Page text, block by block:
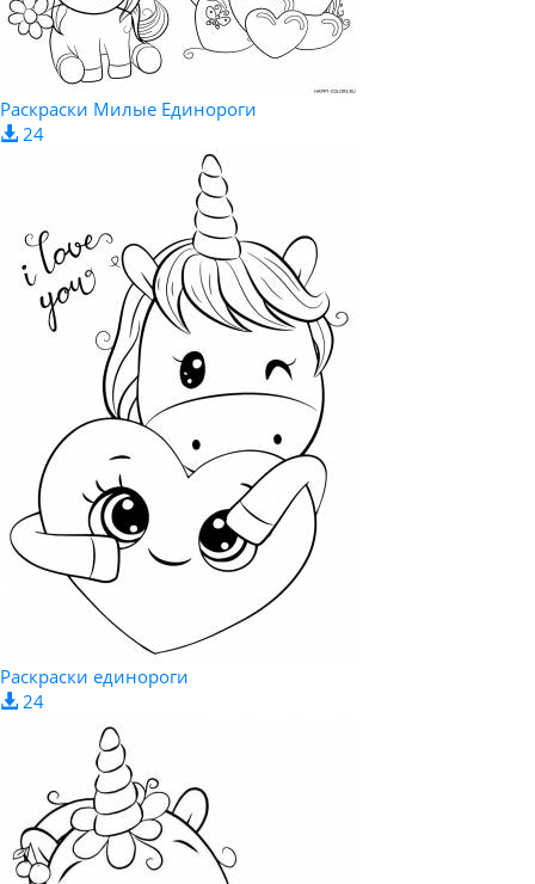
Раскраски Милые Единороги
24
Раскраски единороги
24